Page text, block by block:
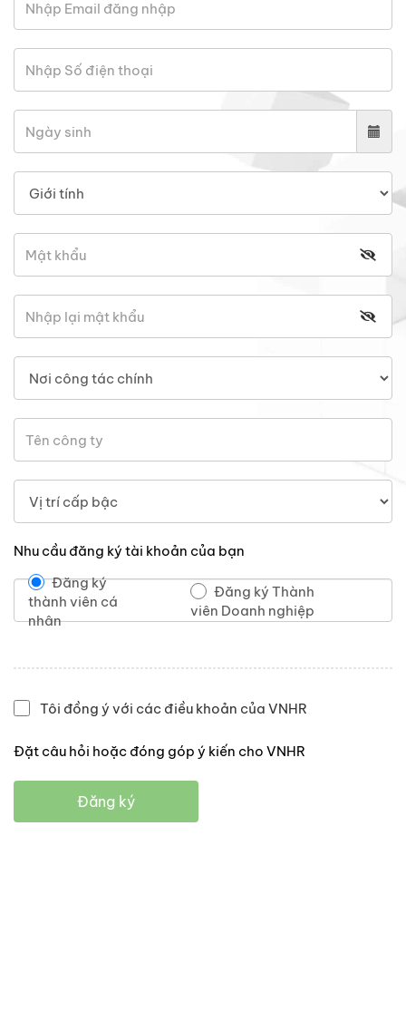
Nhu cầu đăng ký tài khoản của bạn
Đăng ký
thành viên cá
nhân
Đăng ký Thành
viên Doanh nghiệp
Tôi đồng ý với các điều khoản của VNHR
Đặt câu hỏi hoặc đóng góp ý kiến cho VNHR
Đăng ký